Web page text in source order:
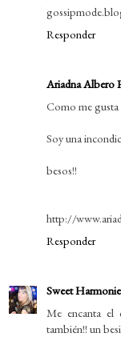
Responder
Ariadna Albero
Como me gusta
Soy una
besos!!
http://
Responder
Sweet Harmonie
Me encanta el
también!! un